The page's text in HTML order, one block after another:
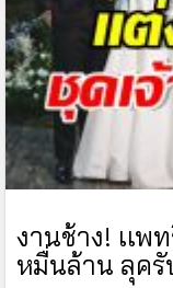
งานช้าง! เเพ
หมื่นล้าน ลุครั